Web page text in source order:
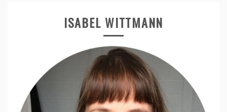
ISABEL WITTMANN